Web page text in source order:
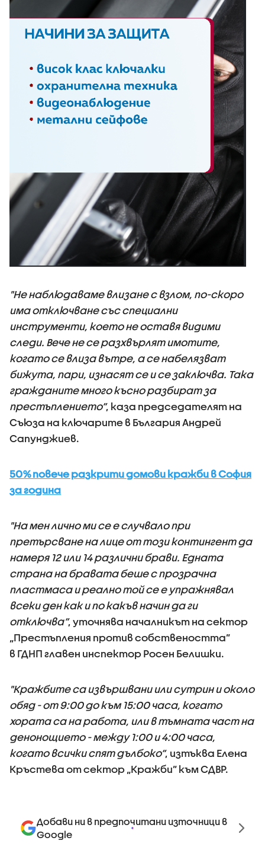
"Не наблюдаваме влизане с взлом, по-скоро
има отключване със специални
инструменти, което не оставя видими
следи. Вече не се разхвърлят имотите,
когато се влиза вътре, а се набелязват
бижута, пари, изнасят се и се заключва. Така
гражданите много късно разбират за
престъплението“, каза председателят на
Съюза на ключарите в България Андрей
Сапунджиев.
50% повече разкрити домови кражби в София
за година
"На мен лично ми се е случвало при
претърсване на лице от този контингент да
намеря 12 или 14 различни брави. Едната
страна на бравата беше с прозрачна
пластмаса и реално той се е упражнявал
всеки ден как и по какъв начин да ги
отключва“, уточнява началникът на сектор
„Престъпления против собствеността”
в ГДНП главен инспектор Росен Белишки.
"Кражбите са извършвани или сутрин и около
обяд - от 9:00 до към 15:00 часа, когато
хората са на работа, или в тъмната част на
денонощието - между 1:00 и 4:00 часа,
когато всички спят дълбоко“, изтъква Елена
Кръстева от сектор „Кражби” към СДВР.
Добави ни в предпочитани източници в
Google